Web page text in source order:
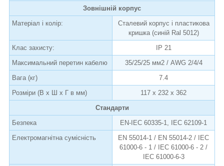
Зовнішній корпус
Матеріал і колір:
Сталевий корпус і пластикова
кришка (синій Ral 5012)
Клас захисту:
IP 21
Максимальний перетин кабелю
35/25/25 мм2 / AWG 2/4/4
Вага (кг)
7.4
Розміри (В х Ш х Г в мм)
117 x 232 x 362
Стандарти
Безпека
EN-IEC 60335-1, IEC 62109-1
Електромагнітна сумісність
EN 55014-1 / EN 55014-2 / IEC
61000-6 - 1 / IEC 61000-6 - 2 /
IEC 61000-6-3